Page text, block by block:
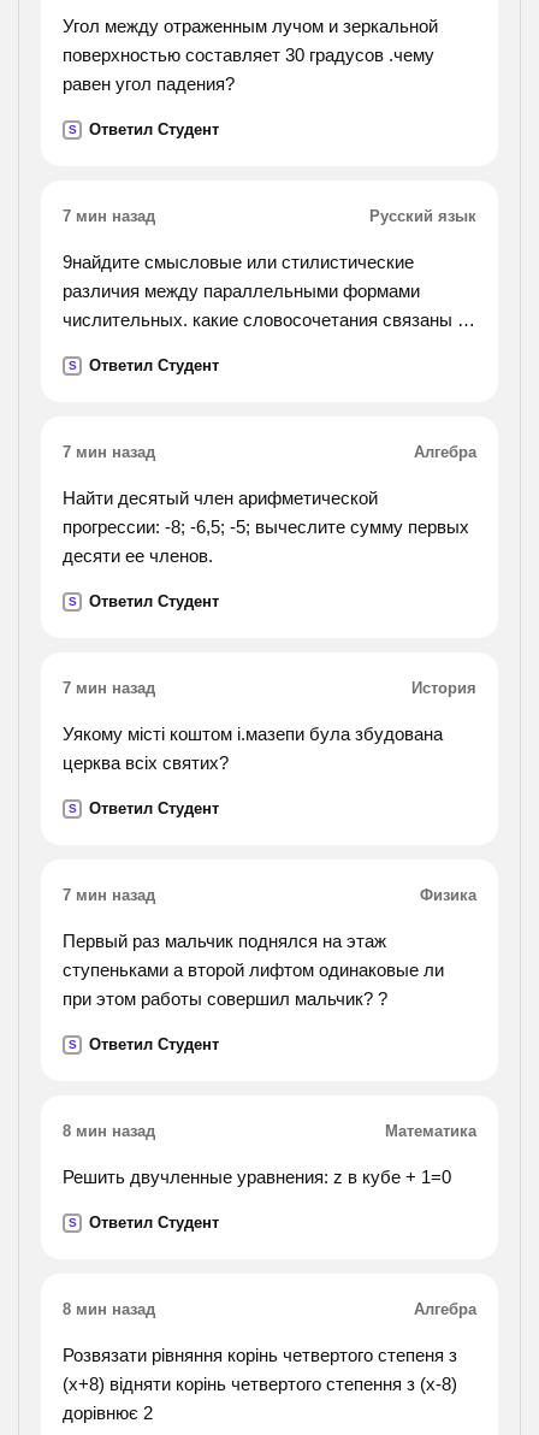
соревнования. ещё люди любят плавать в океане
и загорать на пляже. вот от она, наша страна
мечты. возможно, это когда-нибудь станет
реально.
Угол между отраженным лучом и зеркальной
поверхностью составляет 30 градусов .чему
равен угол падения?
S Ответил Студент
7 мин назад Русский язык
9найдите смысловые или стилистические
различия между параллельными формами
числительных. какие словосочетания связаны с
трое солдат — три солдата, четверо девушек —
профессоров — два профессора, к обоим
друзьям — к двум друзьям,
S Ответил Студент
7 мин назад Алгебра
Найти десятый член арифметической
прогрессии: -8; -6,5; -5; вычеслите сумму первых
десяти ее членов.
S Ответил Студент
7 мин назад История
Уякому місті коштом і.мазепи була збудована
церква всіх святих?
S Ответил Студент
7 мин назад Физика
Первый раз мальчик поднялся на этаж
ступеньками а второй лифтом одинаковые ли
при этом работы совершил мальчик? ?
S Ответил Студент
8 мин назад Математика
Решить двучленные уравнения: z в кубе + 1=0
S Ответил Студент
8 мин назад Алгебра
Розвязати рівняння корінь четвертого степеня з
(х+8) відняти корінь четвертого степення з (х-8)
дорівнює 2